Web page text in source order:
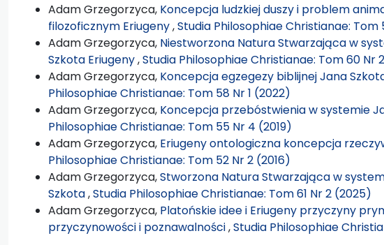
Adam Grzegorzyca, Koncepcja ludzkiej duszy i problem
filozoficznym Eriugeny,Studia Philosophiae Christianae: Tom
Adam Grzegorzyca, Niestworzona Natura Stwarzająca w
Szkota Eriugeny,Studia Philosophiae Christianae: Tom 60 Nr
Adam Grzegorzyca, Koncepcja egzegezy biblijnej Jana
Philosophiae Christianae: Tom 58 Nr 1 (2022)
Adam Grzegorzyca, Koncepcja przebóstwienia w systemie
Philosophiae Christianae: Tom 55 Nr 4 (2019)
Adam Grzegorzyca, Eriugeny ontologiczna koncepcja
Philosophiae Christianae: Tom 52 Nr 2 (2016)
Adam Grzegorzyca,Stworzona Natura Stwarzająca w
Szkota,Studia Philosophiae Christianae: Tom 61 Nr 2 (2025)
Adam Grzegorzyca, Platońskie idee i Eriugeny przyczyny
przyczynowości i poznawalności,Studia Philosophiae